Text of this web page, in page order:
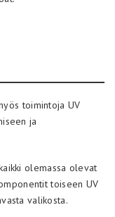
toimintoja UV
ja
olemassa olevat
toiseen UV
valikosta.